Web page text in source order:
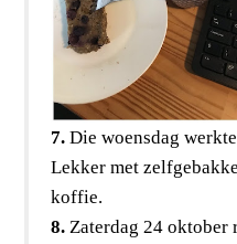
7. Die woensdag
Lekker met
koffie.
8. Zaterdag 24 oktober